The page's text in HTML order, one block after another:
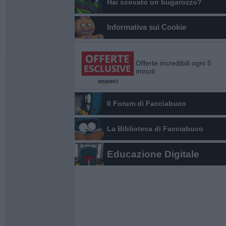
Hai scovato un bugarozzo?
Informativa sui Cookie
Offerte incredibili ogni 5
minuti
Il Forum di Facciabuco
La Biblioteca di Facciabuco
Educazione Digitale